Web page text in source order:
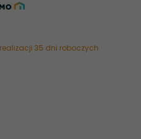
35 dni roboczych